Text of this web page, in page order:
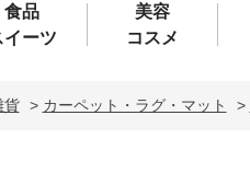
食品
イーツ
美容
コスメ
貨 > カーペット・ラグ・マット >